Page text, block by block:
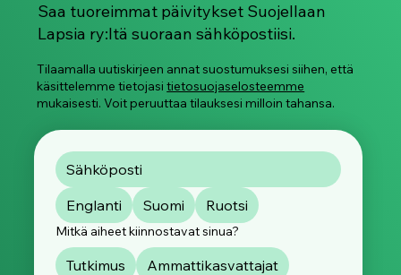
Saa tuoreimmat päivitykset Suojellaan
Lapsia ry:ltä suoraan sähköpostiisi.
Tilaamalla uutiskirjeen annat suostumuksesi siihen, että
käsittelemme tietojasitietosuojaselosteemme
mukaisesti. Voit peruuttaa tilauksesi milloin tahansa.
Englanti Suomi Ruotsi
Mitkä aiheet kiinnostavat sinua?
Tutkimus
Ammattikasvattajat